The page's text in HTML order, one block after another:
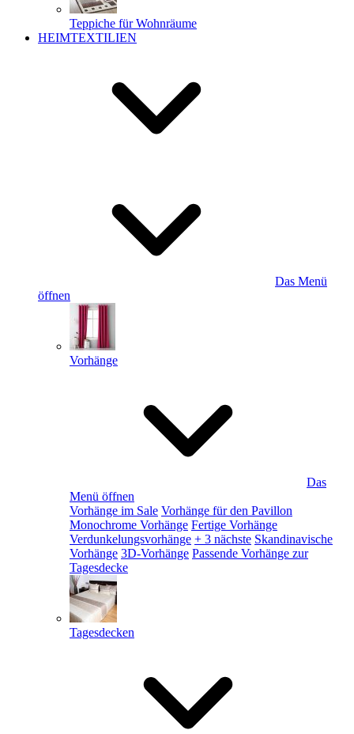
Teppiche für Wohnräume
HEIMTEXTILIEN
Das Menü
öffnen
Vorhänge
Das
Menü öffnen
Vorhänge im Sale Vorhänge für den Pavillon
Monochrome Vorhänge Fertige Vorhänge
Verdunkelungsvorhänge + 3 nächste Skandinavische
Vorhänge 3D-Vorhänge Passende Vorhänge zur
Tagesdecke
Tagesdecken